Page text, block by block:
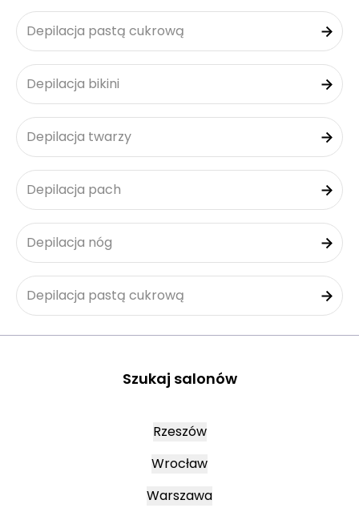
Depilacja pastą cukrową
Depilacja bikini
Depilacja twarzy
Depilacja pach
Depilacja nóg
Depilacja pastą cukrową
Szukaj salonów
Rzeszów
Wrocław
Warszawa